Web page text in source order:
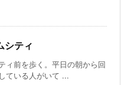
シティ
ィ前を歩く。平日の朝から回
ている人がいて ...